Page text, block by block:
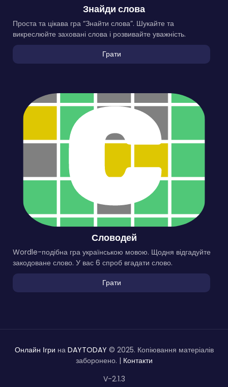
Знайди слова
Проста та цікава гра “Знайти слова”. Шукайте та
викреслюйте заховані слова і розвивайте уважність.
Грати
Словодей
Wordle-подібна гра українською мовою. Щодня відгадуйте
закодоване слово. У вас 6 спроб вгадати слово.
Грати
Онлайн Ігри на DAYTODAY © 2025. Копіювання матеріалів
заборонено. | Контакти
V-2.1.3